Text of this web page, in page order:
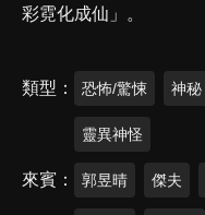
彩霓化成仙」。
類型 恐怖/驚悚 神秘
靈異神怪
來賓 郭昱晴 傑夫